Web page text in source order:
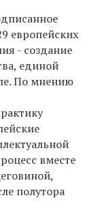
европейских
- создание
единой
По мнению
вместе
полутора